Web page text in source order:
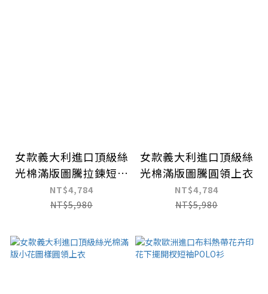
女款義大利進口頂級絲
光棉滿版圖騰拉鍊短袖
POLO衫
NT$4,784
NT$5,980
女款義大利進口頂級絲
光棉滿版圖騰圓領上衣
NT$4,784
NT$5,980